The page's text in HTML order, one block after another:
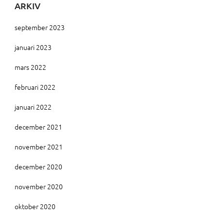
ARKIV
september 2023
januari 2023
mars 2022
februari 2022
januari 2022
december 2021
november 2021
december 2020
november 2020
oktober 2020